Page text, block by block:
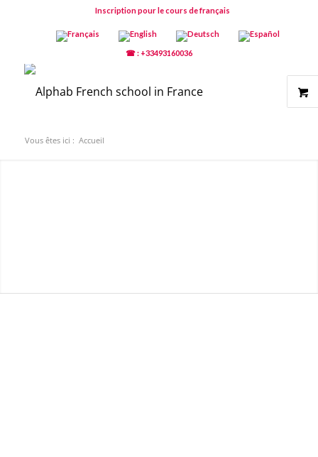
Inscription pour le cours de français
☎ : +33493160036
Vous êtes ici : Accueil